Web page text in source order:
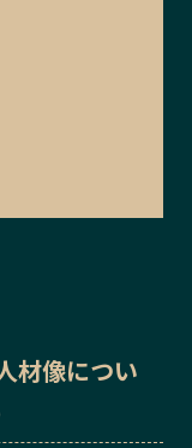
材像につい